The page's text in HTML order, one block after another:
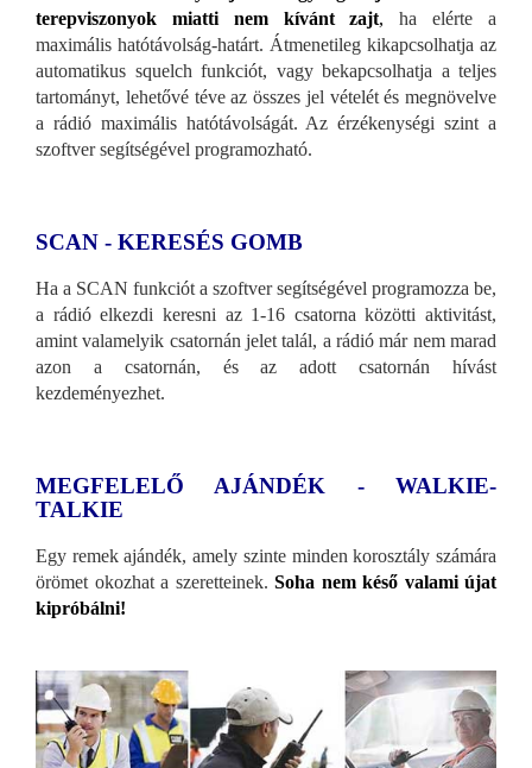
terepviszonyok miatti nem kívánt zajt, ha elérte a
maximális hatótávolság-határt. Átmenetileg kikapcsolhatja az
automatikus squelch funkciót, vagy bekapcsolhatja a teljes
tartományt, lehetővé téve az összes jel vételét és megnövelve
a rádió maximális hatótávolságát. Az érzékenységi szint a
szoftver segítségével programozható.
SCAN - KERESÉS GOMB
Ha a SCAN funkciót a szoftver segítségével programozza be,
a rádió elkezdi keresni az 1-16 csatorna közötti aktivitást,
amint valamelyik csatornán jelet talál, a rádió már nem marad
azon a csatornán, és az adott csatornán hívást
kezdeményezhet.
MEGFELELŐ AJÁNDÉK - WALKIE-
TALKIE
Egy remek ajándék, amely szinte minden korosztály számára
örömet okozhat a szeretteinek. Soha nem késő valami újat
kipróbálni!